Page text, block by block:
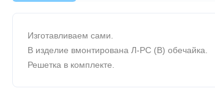
Изготавливаем сами.
В изделие вмонтирована Л-РС (В) обечайка.
Решетка в комплекте.